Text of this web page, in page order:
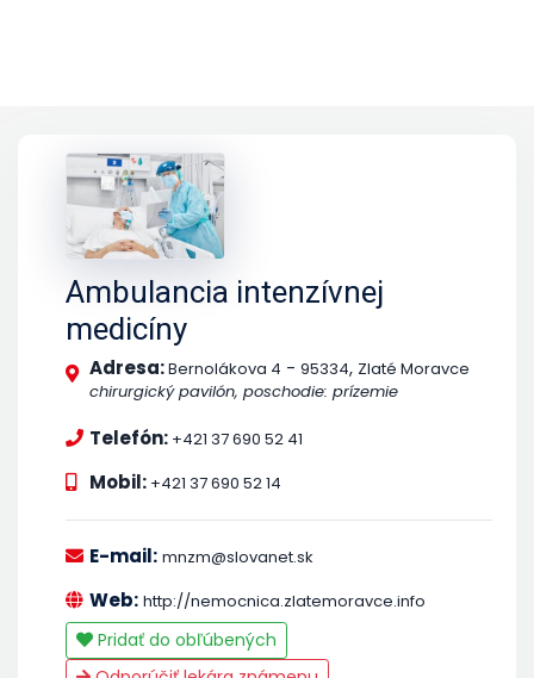
Ambulancia intenzívnej
medicíny
Adresa:Bernolákova 4 - 95334, Zlaté Moravce
chirurgický pavilón, poschodie: prízemie
Telefón: +421 37 690 52 41
Mobil: +421 37 690 52 14
E-mail: mnzm@slovanet.sk
Web: http://nemocnica.zlatemoravce.info
Pridať do obľúbených